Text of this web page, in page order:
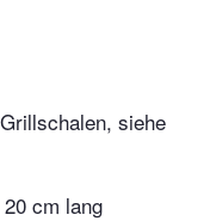
siehe
cm lang